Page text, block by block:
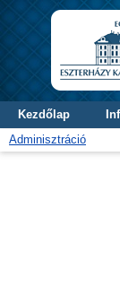
Kezdőlap
Adminisztráció